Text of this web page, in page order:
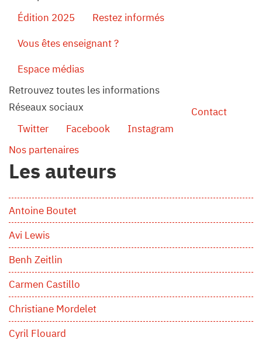
Édition 2025
Restez informés
Vous êtes enseignant ?
Espace médias
Retrouvez toutes les informations
Réseaux sociaux
Twitter
Facebook Instagram
Contact
Nos partenaires
Les auteurs
Antoine Boutet
Avi Lewis
Benh Zeitlin
Carmen Castillo
Christiane Mordelet
Cyril Flouard